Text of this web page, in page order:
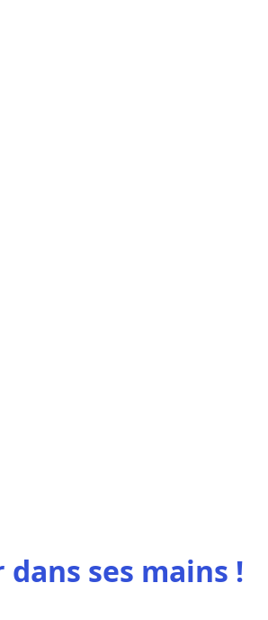
dans ses mains !